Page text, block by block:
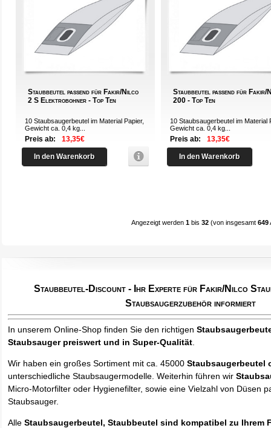
Staubbeutel passend für Fakir/Nilco
2 S Elektrobohner - Top Ten
10 Staubsaugerbeutel im Material Papier,
Gewicht ca. 0,4 kg...
Preis ab: 13,35€
In den Warenkorb
Staubbeutel passend für Fakir/
200 - Top Ten
10 Staubsaugerbeutel im Material
Gewicht ca. 0,4 kg...
Preis ab: 13,35€
In den Warenkorb
Angezeigt werden 1bis 32(von insgesamt 649
Staubbeutel-Discount - Ihr Experte für Fakir/Nilco
Staubsaugerzubehör informiert
In unserem Online-Shop finden Sie den richtigen
Staubsauger preiswert und in Super-Qualität
Wir haben ein großes Sortiment mit ca. 45000Staubsaugerbeutel
unterschiedliche Staubsaugermodelle. Weiterhin führen wir
Micro-Motorfilter oder Hygienefilter, sowie eine Vielzahl von Düsen
Staubsauger.
AlleStaubsaugerbeutel, Staubbeutel sind kompatibel zu Ihrem